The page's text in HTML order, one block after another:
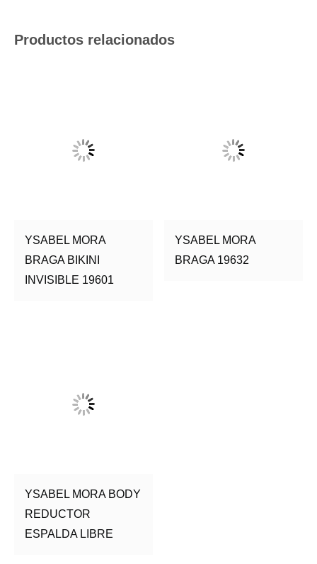
Productos relacionados
YSABEL MORA
BRAGA BIKINI
INVISIBLE 19601
YSABEL MORA
BRAGA 19632
YSABEL MORA BODY
REDUCTOR
ESPALDA LIBRE